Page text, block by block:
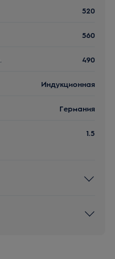
520
560
490
Индукционная
Германия
1.5